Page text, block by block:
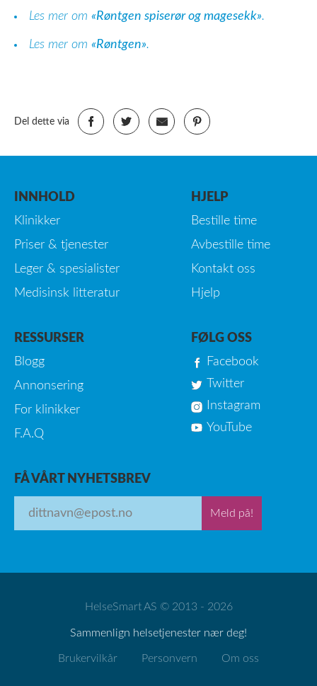
Les mer om «Røntgen spiserør og magesekk».
Les mer om «Røntgen».
Del dette via
INNHOLD
Klinikker
Priser & tjenester
Leger & spesialister
Medisinsk litteratur
HJELP
Bestille time
Avbestille time
Kontakt oss
Hjelp
RESSURSER
Blogg
Annonsering
For klinikker
F.A.Q
FØLG OSS
Facebook
Twitter
Instagram
YouTube
FÅ VÅRT NYHETSBREV
Meld på!
HelseSmart AS © 2013 - 2026
Sammenlign helsetjenester nær deg!
Brukervilkår Personvern Om oss